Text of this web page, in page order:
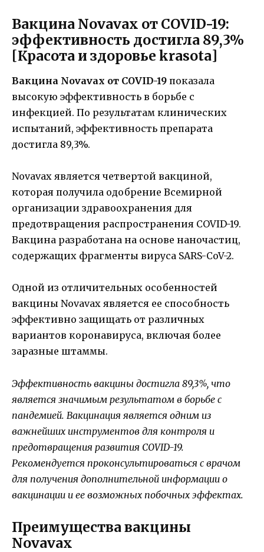
Вакцина Novavax от COVID-19:
эффективность достигла 89,3%
[Красота и здоровье krasota]
Вакцина Novavax от COVID-19 показала
высокую эффективность в борьбе с
инфекцией. По результатам клинических
испытаний, эффективность препарата
достигла 89,3%.
Novavax является четвертой вакциной,
которая получила одобрение Всемирной
организации здравоохранения для
предотвращения распространения COVID-19.
Вакцина разработана на основе наночастиц,
содержащих фрагменты вируса SARS-CoV-2.
Одной из отличительных особенностей
вакцины Novavax является ее способность
эффективно защищать от различных
вариантов коронавируса, включая более
заразные штаммы.
Эффективность вакцины достигла 89,3%, что
является значимым результатом в борьбе с
пандемией. Вакцинация является одним из
важнейших инструментов для контроля и
предотвращения развития COVID-19.
Рекомендуется проконсультироваться с врачом
для получения дополнительной информации о
вакцинации и ее возможных побочных эффектах.
Преимущества вакцины
Novavax